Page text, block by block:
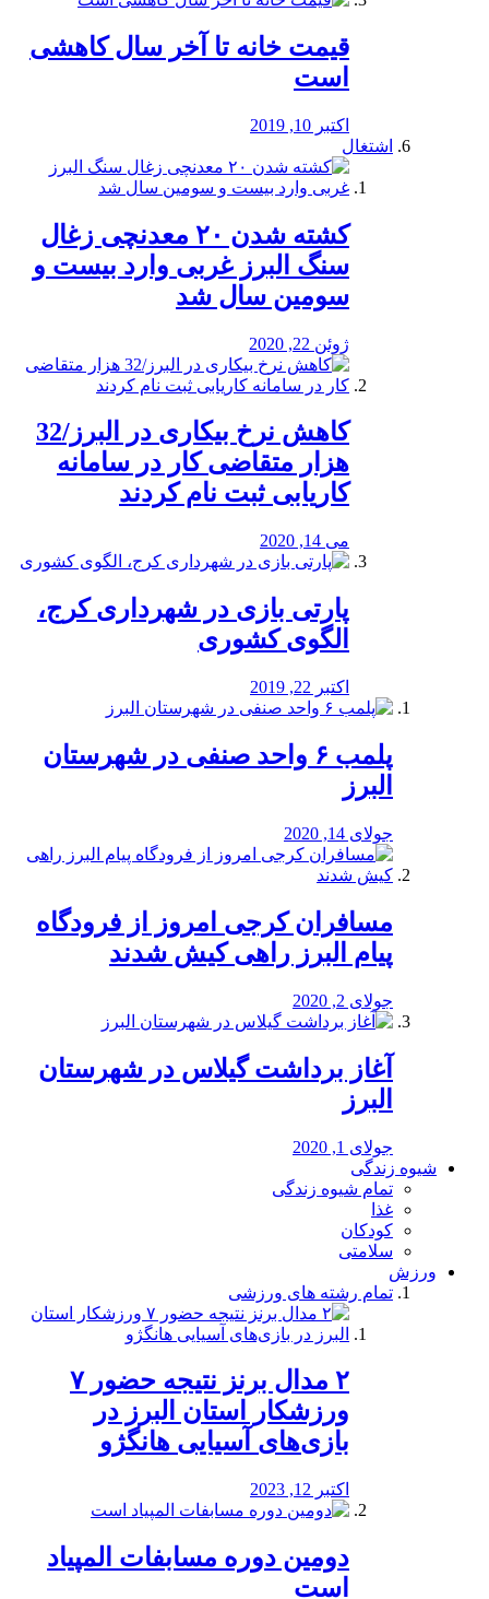
قیمت خانه تا آخر سال کاهشی
است
اکتبر 10, 2019
اشتغال
کشته شدن ۲۰ معدنچی زغال
سنگ البرز غربی وارد بیست و
سومین سال شد
ژوئن 22, 2020
کاهش نرخ بیکاری در البرز/32
هزار متقاضی کار در سامانه
کاریابی ثبت نام کردند
می 14, 2020
پارتی بازی در شهرداری کرج،
الگوی کشوری
اکتبر 22, 2019
پلمب ۶ واحد صنفی در شهرستان
البرز
جولای 14, 2020
مسافران کرجی امروز از فرودگاه
پیام البرز راهی کیش شدند
جولای 2, 2020
آغاز برداشت گیلاس در شهرستان
البرز
جولای 1, 2020
شیوه زندگی
تمام شیوه زندگی
غذا
کودکان
سلامتی
ورزش
تمام رشته های ورزشی
۲ مدال برنز نتیجه حضور ۷
ورزشکار استان البرز در
بازی‌های آسیایی هانگژو
اکتبر 12, 2023
دومین دوره مسابفات المپیاد
است